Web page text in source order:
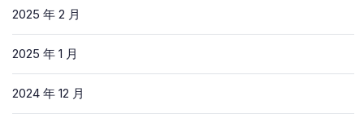
2025 年 2 月
2025 年 1 月
2024 年 12 月